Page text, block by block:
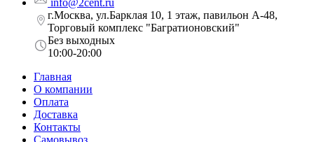
г.Москва, ул.Барклая 10, 1 этаж, павильон А-48,
Торговый комплекс "Багратионовский"
Без выходных
10:00-20:00
Главная
О компании
Оплата
Доставка
Контакты
Самовывоз